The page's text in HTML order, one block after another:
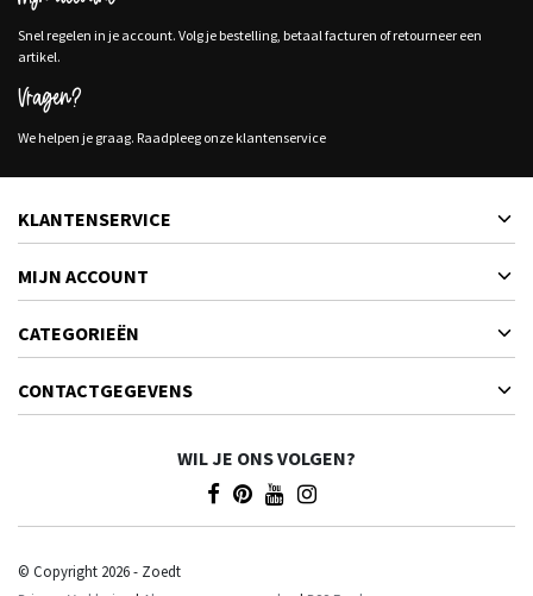
Snel regelen in je account. Volg je bestelling, betaal facturen of retourneer een
artikel.
Vragen?
We helpen je graag. Raadpleeg onze klantenservice
KLANTENSERVICE
MIJN ACCOUNT
CATEGORIEËN
CONTACTGEGEVENS
WIL JE ONS VOLGEN?
© Copyright 2026 - Zoedt